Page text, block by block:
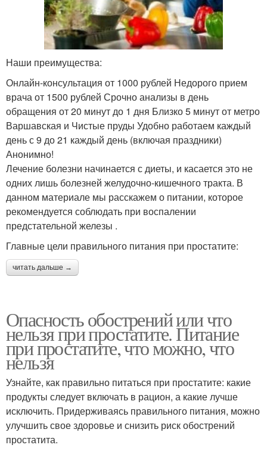
Наши преимущества:
Онлайн-консультация от 1000 рублей Недорого прием
врача от 1500 рублей Срочно анализы в день
обращения от 20 минут до 1 дня Близко 5 минут от метро
Варшавская и Чистые пруды Удобно работаем каждый
день с 9 до 21 каждый день (включая праздники)
Анонимно!
Лечение болезни начинается с диеты, и касается это не
одних лишь болезней желудочно-кишечного тракта. В
данном материале мы расскажем о питании, которое
рекомендуется соблюдать при воспалении
предстательной железы .
Главные цели правильного питания при простатите:
читать дальше →
Опасность обострений или что
нельзя при простатите. Питание
при простатите, что можно, что
нельзя
Узнайте, как правильно питаться при простатите: какие
продукты следует включать в рацион, а какие лучше
исключить. Придерживаясь правильного питания, можно
улучшить свое здоровье и снизить риск обострений
простатита.